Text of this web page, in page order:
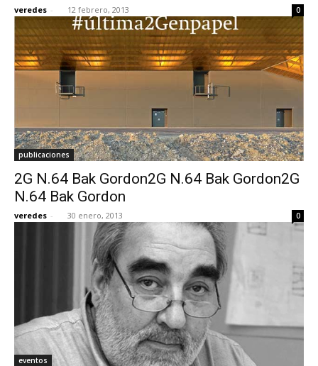
veredes - 12 febrero, 2013 0
publicaciones
2G N.64 Bak Gordon2G N.64 Bak Gordon2G
N.64 Bak Gordon
veredes - 30 enero, 2013 0
eventos